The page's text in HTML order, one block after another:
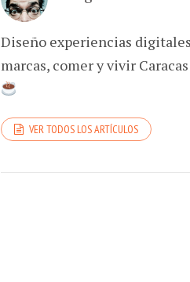
Diseño experiencias
marcas, comer y vivir
VER TODOS LOS ARTÍCULOS